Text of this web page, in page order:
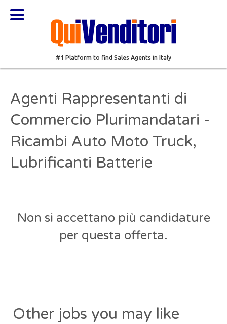
#1 Platform to find Sales Agents in Italy
Agenti Rappresentanti di
Commercio Plurimandatari -
Ricambi Auto Moto Truck,
Lubrificanti Batterie
Non si accettano più candidature
per questa offerta.
Other jobs you may like